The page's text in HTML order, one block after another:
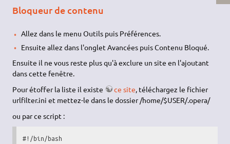
Bloqueur de contenu
Allez dans le menu Outils puis Préférences.
Ensuite allez dans l'onglet Avancées puis Contenu Bloqué.
Ensuite il ne vous reste plus qu'à exclure un site en l'ajoutant
dans cette fenêtre.
Pour étoffer la liste il existe
ce site, téléchargez le fichier
urlfilter.ini et mettez-le dans le dossier /home/$USER/.opera/
ou par ce script :
#!/bin/bash